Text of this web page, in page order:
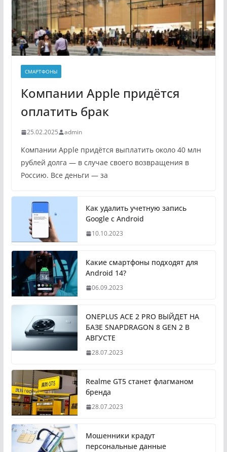
СМАРТФОНЫ
Компании Apple придётся
оплатить брак
25.02.2025 admin
Компании Apple придётся выплатить около 40 млн
рублей долга — в случае своего возвращения в
Россию. Все деньги — за
Как удалить учетную запись
Google с Android
10.10.2023
Какие смартфоны подходят для
Android 14?
06.09.2023
ONEPLUS ACE 2 PRO ВЫЙДЕТ НА
БАЗЕ SNAPDRAGON 8 GEN 2 В
АВГУСТЕ
28.07.2023
Realme GT5 станет флагманом
бренда
28.07.2023
Мошенники крадут
персональные данные